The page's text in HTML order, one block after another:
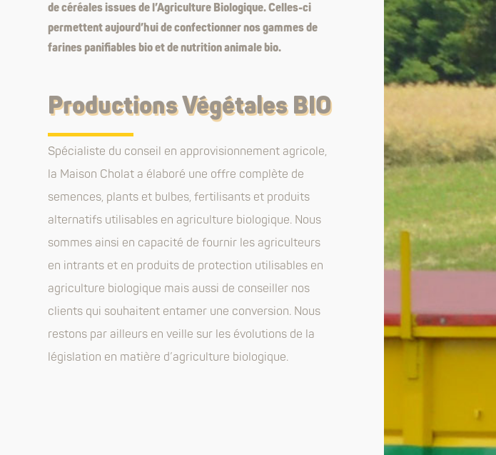
de céréales issues de l’Agriculture Biologique. Celles-ci
permettent aujourd’hui de confectionner nos gammes de
farines panifiables bio et de nutrition animale bio.
Productions Végétales BIO
Spécialiste du conseil en approvisionnement agricole,
la Maison Cholat a élaboré une offre complète de
semences, plants et bulbes, fertilisants et produits
alternatifs utilisables en agriculture biologique. Nous
sommes ainsi en capacité de fournir les agriculteurs
en intrants et en produits de protection utilisables en
agriculture biologique mais aussi de conseiller nos
clients qui souhaitent entamer une conversion. Nous
restons par ailleurs en veille sur les évolutions de la
législation en matière d’agriculture biologique.